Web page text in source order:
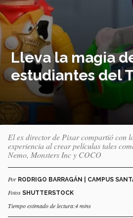
Lleva la magia
estudiantes del
El ex director de Pixar compartió con
experiencia al crear películas tales
Nemo, Monsters Inc y COCO
Por RODRIGO BARRAGÁN | CAMPUS
Fotos SHUTTERSTOCK
Tiempo estimado de lectura:4 mins